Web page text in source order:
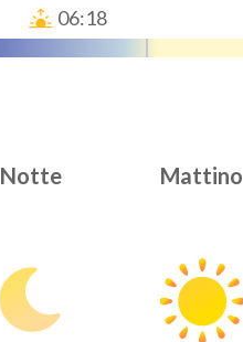
06:18
Notte Mattino